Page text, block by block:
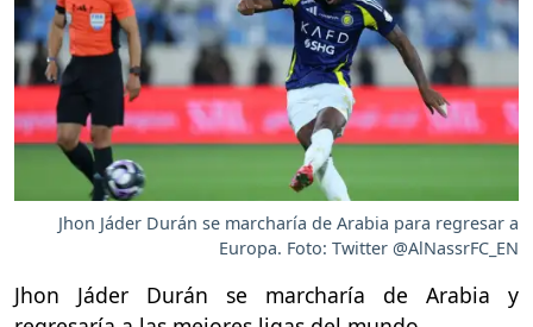
Jhon Jáder Durán se marcharía de Arabia para regresar a
Europa. Foto: Twitter @AlNassrFC_EN
Jhon Jáder Durán se marcharía de Arabia y